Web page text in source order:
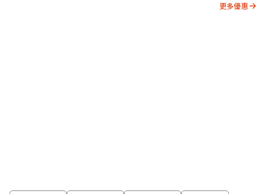
更多優惠